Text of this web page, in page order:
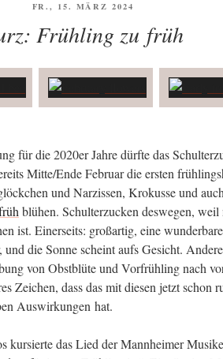
VERÖFFENTLICHT
FR., 15. MÄRZ 2024
Frühling zu früh
für die 2020er Jah­re dürf­te das
Mitte/Ende Febru­ar die ers­ten
und Nar­zis­sen, Kro­kus­se und
blü­hen. Schul­ter­zu­cken des­we­gen, weil
ist. Einer­seits: groß­ar­tig, eine
und die Son­ne scheint aufs Gesicht.
von Obst­blü­te und Vor­früh­ling nach
Zei­chen, dass das mit die­sen jetzt schon
Aus­wir­kun­gen hat.
kur­sier­te das Lied der Mann­hei­mer